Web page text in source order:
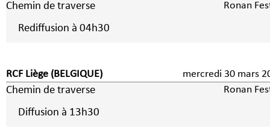
Chemin de traverse Ronan
Rediffusion à 04h30
RCF Liège (BELGIQUE) mercredi 30 mars
Chemin de traverse Ronan
Diffusion à 13h30